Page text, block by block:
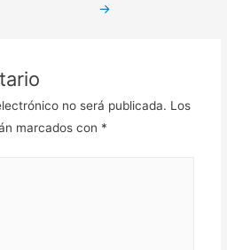
→
no será publicada. Los
marcados con *